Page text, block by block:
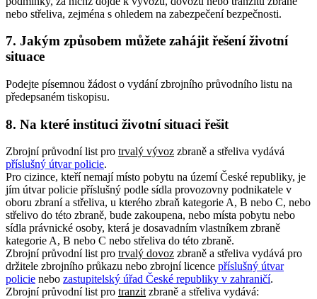
nebo střeliva, zejména s ohledem na zabezpečení bezpečnosti.
7. Jakým způsobem můžete zahájit řešení životní
situace
Podejte písemnou žádost o vydání zbrojního průvodního listu na
předepsaném tiskopisu.
8. Na které instituci životní situaci řešit
Zbrojní průvodní list pro trvalý vývoz zbraně a střeliva vydává
příslušný útvar policie.
Pro cizince, kteří nemají místo pobytu na území České republiky, je
jím útvar policie příslušný podle sídla provozovny podnikatele v
oboru zbraní a střeliva, u kterého zbraň kategorie A, B nebo C, nebo
střelivo do této zbraně, bude zakoupena, nebo místa pobytu nebo
sídla právnické osoby, která je dosavadním vlastníkem zbraně
kategorie A, B nebo C nebo střeliva do této zbraně.
Zbrojní průvodní list pro trvalý dovoz zbraně a střeliva vydává pro
držitele zbrojního průkazu nebo zbrojní licence příslušný útvar
policie nebo zastupitelský úřad České republiky v zahraničí.
Zbrojní průvodní list pro tranzit zbraně a střeliva vydává: